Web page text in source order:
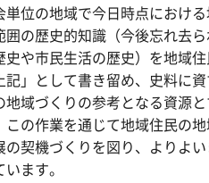
単位の地域で今日時点におけ
囲の歴史的知識（今後忘れ去
史や市民生活の歴史）を地域
記」として書き留め、史料に
地域づくりの参考となる資源
この作業を通じて地域住民の
の契機づくりを図り、よりよ
ます。